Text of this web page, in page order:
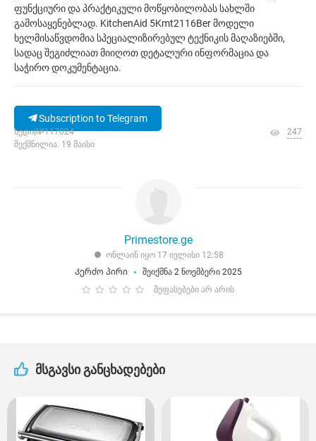
ფუნქციური და პრაქტიკული მოწყობილობას სახლში
გამოსაყენებლად. KitchenAid 5Kmt2116Ber მოდელი
ხელმისაწვდომია სპეციალიზირებულ ტექნიკის მაღაზიებში,
სადაც შეგიძლიათ მიიღოთ დეტალური ინფორმაცია და
საჭირო დოკუმენტაცია.
Subscription to Telegram
ხედი|№117024
შექმნილია: 19 მაისი
247
Primestore.ge
ონლაინ იყო 17 ივლისი 12:58
Კერძო პირი
შეიქმნა 2 ნოემბერი 2025
შეფასებები არ არის
მსგავსი განცხადებები